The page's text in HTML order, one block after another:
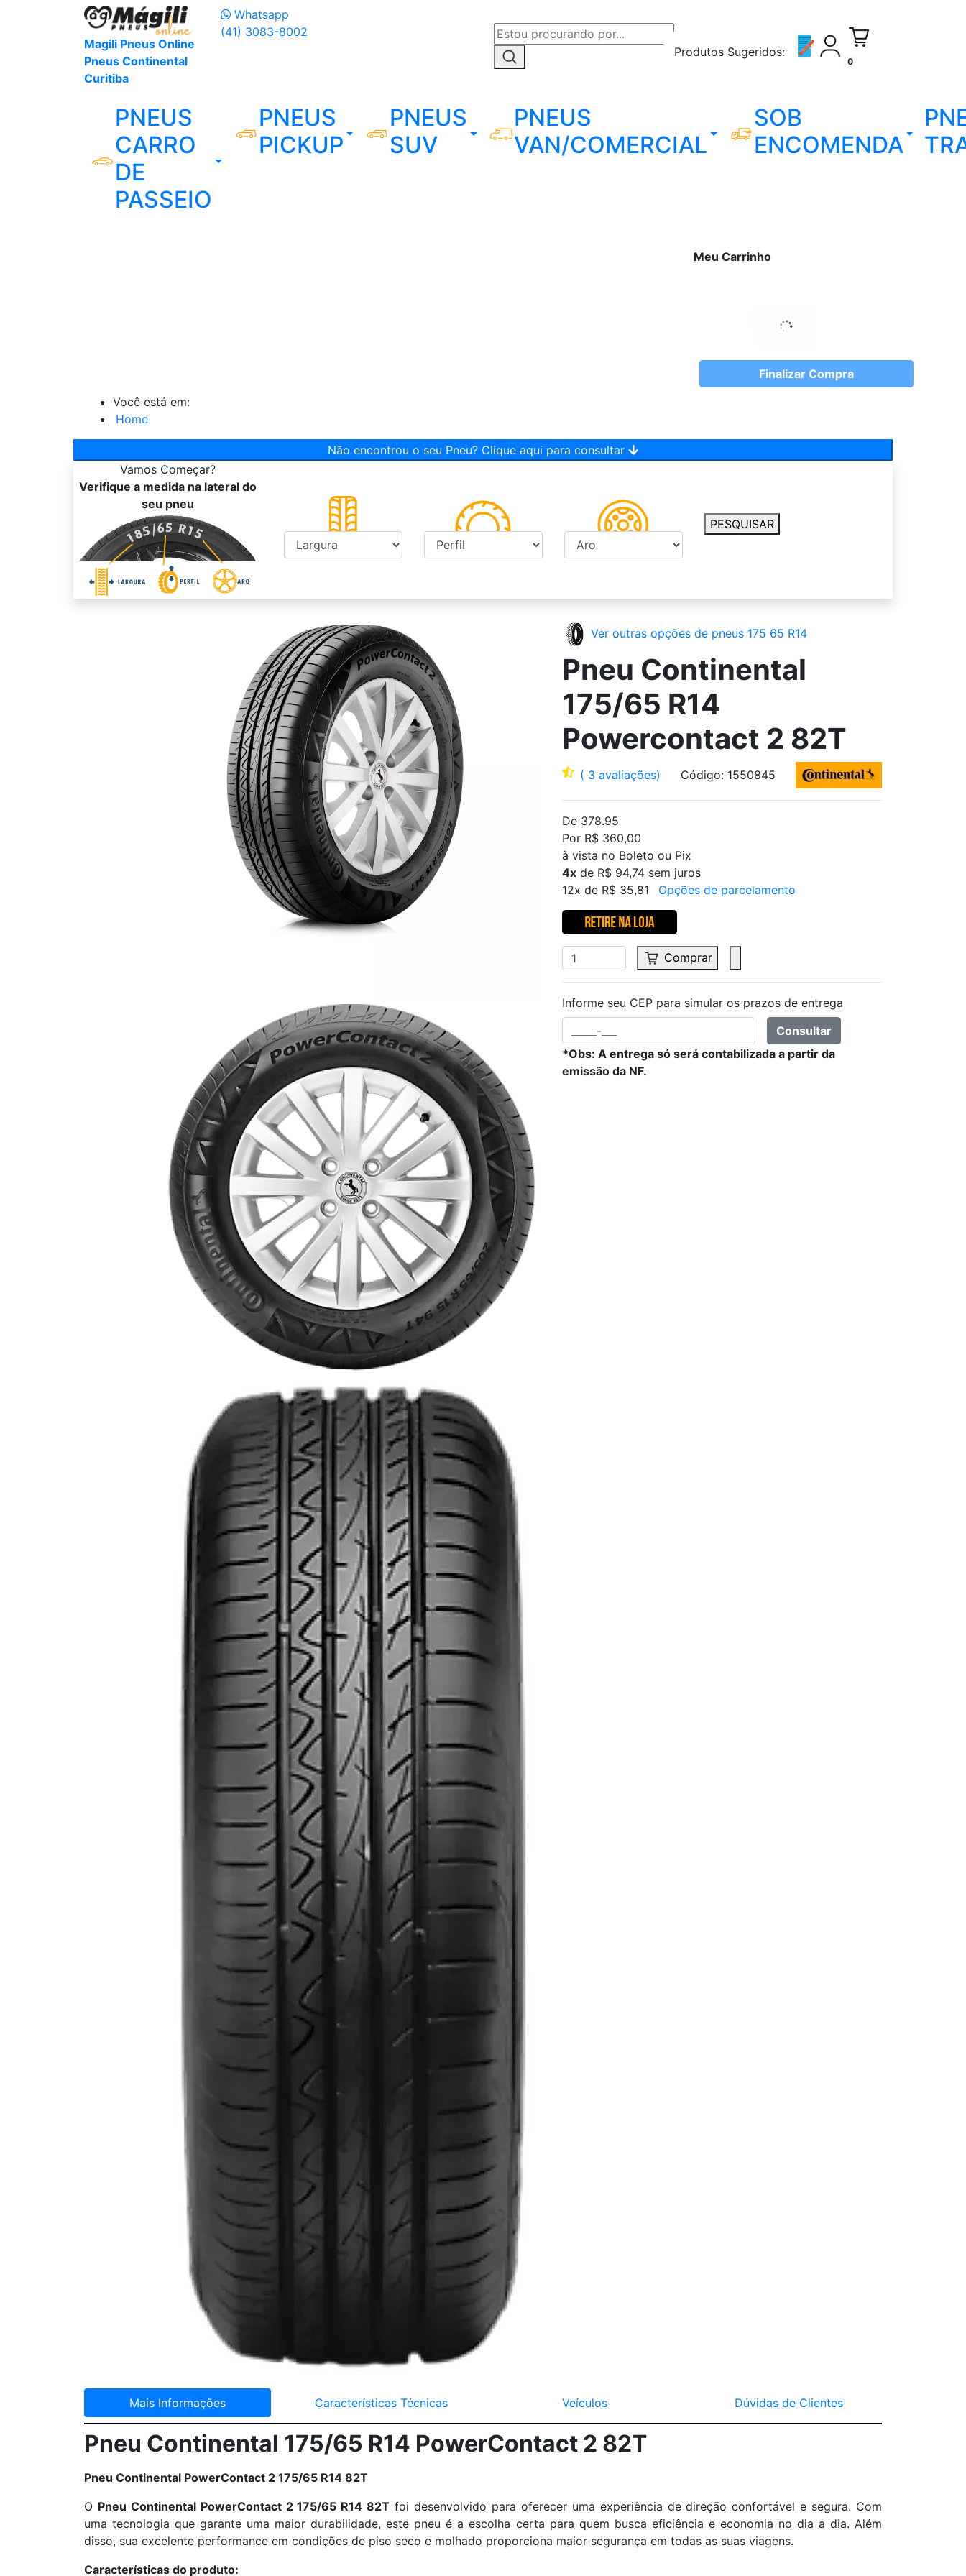
Magili Pneus Online
Pneus Continental
Curitiba
Whatsapp
(41) 3083-8002
Produtos Sugeridos:
0
PNEUS
CARRO
DE
PASSEIO
PNEUS
PICKUP
PNEUS
SUV
PNEUS
VAN/COMERCIAL
SOB
ENCOMENDA
Meu Carrinho
Finalizar Compra
Você está em:
Home
Não encontrou o seu Pneu? Clique aqui para consultar
Vamos Começar?
Verifique a medida na lateral do
seu pneu
PESQUISAR
Ver outras opções de pneus 175 65 R14
Pneu Continental
175/65 R14
Powercontact 2 82T
( 3 avaliações) Código: 1550845
De 378.95
Por R$ 360,00
à vista no Boleto ou Pix
4x de R$ 94,74 sem juros
12x de R$ 35,81
Opções de parcelamento
Comprar
Informe seu CEP para simular os prazos de entrega
Consultar
*Obs: A entrega só será contabilizada a partir da
emissão da NF.
Mais Informações Características Técnicas Veículos Dúvidas de Clientes
Pneu Continental 175/65 R14 PowerContact 2 82T
Pneu Continental PowerContact 2 175/65 R14 82T
O Pneu Continental PowerContact 2 175/65 R14 82T foi desenvolvido para oferecer uma experiência de direção confortável e segura. Com
uma tecnologia que garante uma maior durabilidade, este pneu é a escolha certa para quem busca eficiência e economia no dia a dia. Além
disso, sua excelente performance em condições de piso seco e molhado proporciona maior segurança em todas as suas viagens.
Características do produto: